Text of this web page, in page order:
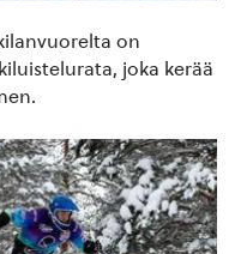
on
joka kerää